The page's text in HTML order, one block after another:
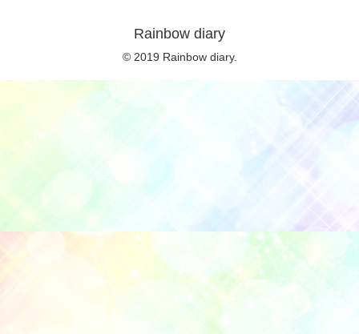
Rainbow diary
© 2019 Rainbow diary.